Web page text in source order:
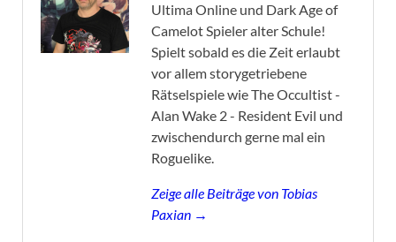
Ultima Online und Dark Age of
Camelot Spieler alter Schule!
Spielt sobald es die Zeit erlaubt
vor allem storygetriebene
Rätselspiele wie The Occultist -
Alan Wake 2 - Resident Evil und
zwischendurch gerne mal ein
Roguelike.
Zeige alle Beiträge von Tobias
Paxian →